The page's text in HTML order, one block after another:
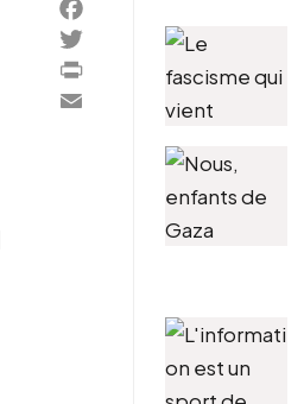
Facebook
Twitter
PrintFriendly
Email